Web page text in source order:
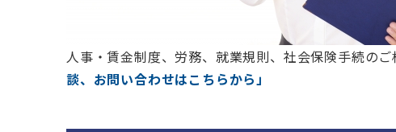
人事・賃金制度、労務、就業規則、社会保険手続の
談、お問い合わせはこちらから」